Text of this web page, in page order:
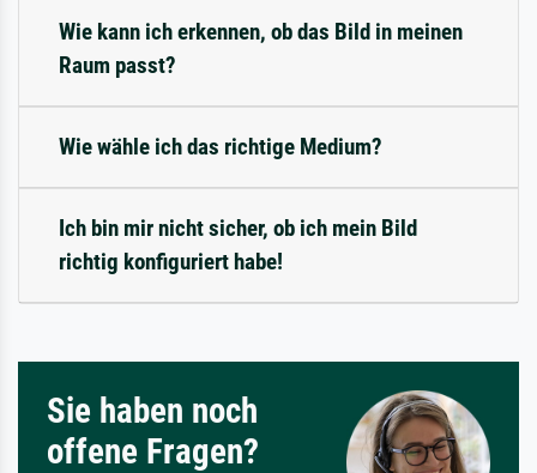
Wie kann ich erkennen, ob das Bild in meinen
Raum passt?
Wie wähle ich das richtige Medium?
Ich bin mir nicht sicher, ob ich mein Bild
richtig konfiguriert habe!
Sie haben noch
offene Fragen?